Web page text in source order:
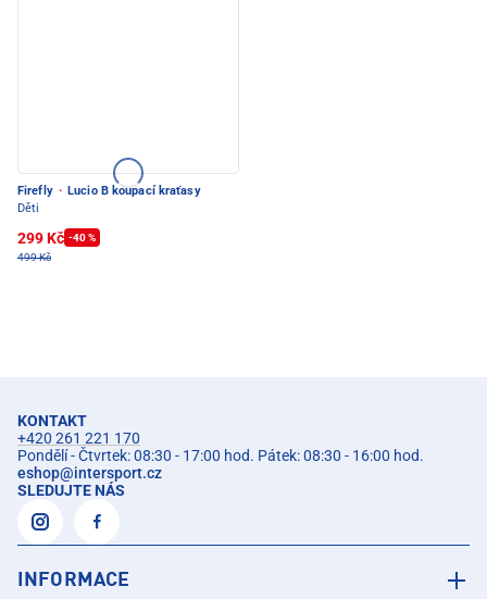
Firefly · Lucio B koupací kraťasy
Děti
299 Kč -40 %
499 Kč
KONTAKT
+420 261 221 170
Pondělí - Čtvrtek: 08:30 - 17:00 hod. Pátek: 08:30 - 16:00 hod.
eshop@intersport.cz
SLEDUJTE NÁS
INFORMACE